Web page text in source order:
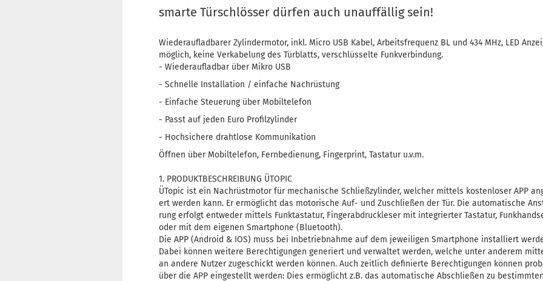
smarte Türschlösser dürfen auch unauffällig sein!
Wiederaufladbarer Zylindermotor, inkl. Micro USB Kabel, Arbeitsfrequenz BL und 434 MHz, LED
möglich, keine Verkabelung des Türblatts, verschlüsselte Funkverbindung.
- Wiederaufladbar über Mikro USB
- Schnelle Installation / einfache Nachrüstung
- Einfache Steuerung über Mobiltelefon
- Passt auf jeden Euro Profilzylinder
- Hochsichere drahtlose Kommunikation
Öffnen über Mobiltelefon, Fernbedienung, Fingerprint, Tastatur u.v.m.
1. PRODUKTBESCHREIBUNG ÜTOPIC
ÜTopic ist ein Nachrüstmotor für mechanische Schließzylinder, welcher mittels kostenloser APP
ert werden kann. Er ermöglicht das motorische Auf- und Zuschließen der Tür. Die automatische
rung erfolgt entweder mittels Funktastatur, Fingerabdruckleser mit integrierter Tastatur,
oder mit dem eigenen Smartphone (Bluetooth).
Die APP (Android & IOS) muss bei Inbetriebnahme auf dem jeweiligen Smartphone installiert
Dabei können weitere Berechtigungen generiert und verwaltet werden, welche unter anderem
an andere Nutzer zugeschickt werden können. Auch zeitlich definierte Berechtigungen können
über die APP eingestellt werden: Dies ermöglicht z.B. das automatische Abschließen zu